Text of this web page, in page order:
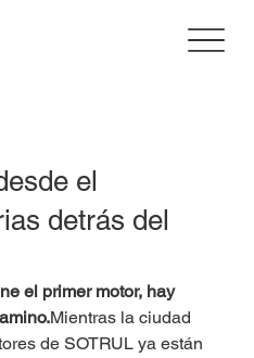
el
detrás del
el primer motor, hay
Mientras la ciudad
de SOTRUL ya están